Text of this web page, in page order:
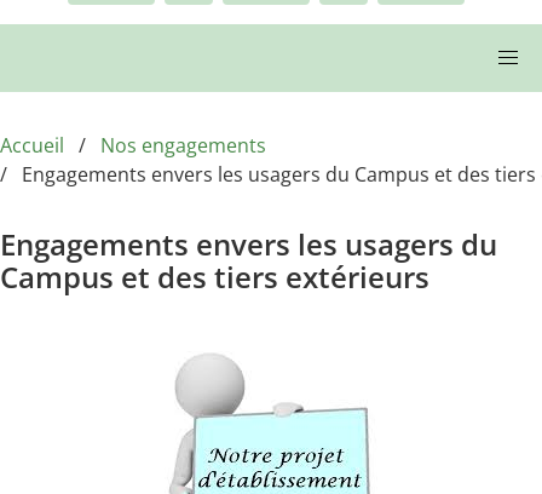
Accueil
Nos engagements
Engagements envers les usagers du Campus et des
Engagements envers les usagers du
Campus et des tiers extérieurs